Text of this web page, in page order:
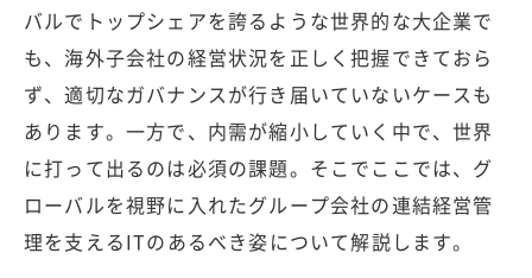
バルでトップシェアを誇るような世界的な大企業で
も、海外子会社の経営状況を正しく把握できておら
ず、適切なガバナンスが行き届いていないケースも
あります。一方で、内需が縮小していく中で、世界
に打って出るのは必須の課題。そこでここでは、グ
ローバルを視野に入れたグループ会社の連結経営管
理を支えるITのあるべき姿について解説します。